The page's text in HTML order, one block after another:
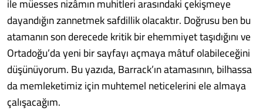
dayandığın zannetmek safdillik olacaktır. Doğrusu ben bu
atamanın son derecede kritik bir ehemmiyet taşıdığını ve
Ortadoğu’da yeni bir sayfayı açmaya mâtuf olabileceğini
düşünüyorum. Bu yazıda, Barrack’ın atamasının, bilhassa
da memleketimiz için muhtemel neticelerini ele almaya
çalışacağım.